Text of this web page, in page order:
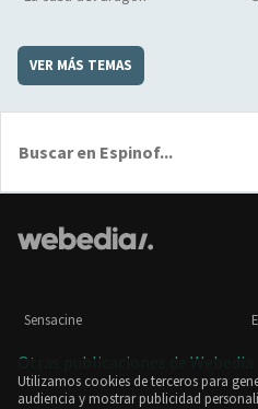
VER MÁS TEMAS
Sensacine
Otras publicaciones de Webedia
Utilizamos cookies de terceros para
audiencia y mostrar publicidad